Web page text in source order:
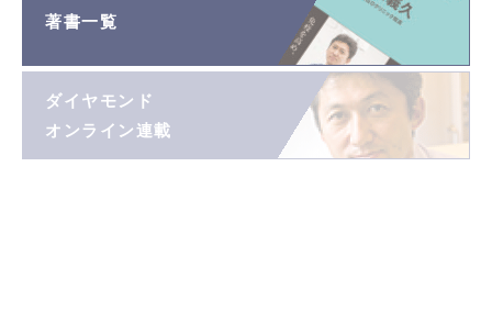
著書一覧
ダイヤモンド
オンライン連載